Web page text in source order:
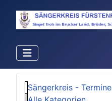
Sängerkreis - Termine